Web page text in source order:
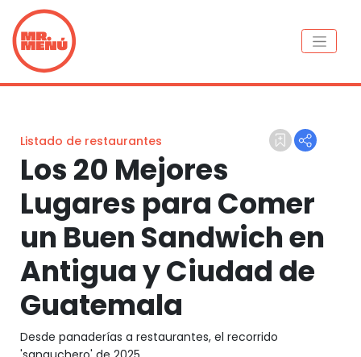
Listado de restaurantes
Los 20 Mejores
Lugares para Comer
un Buen Sandwich en
Antigua y Ciudad de
Guatemala
Desde panaderías a restaurantes, el recorrido